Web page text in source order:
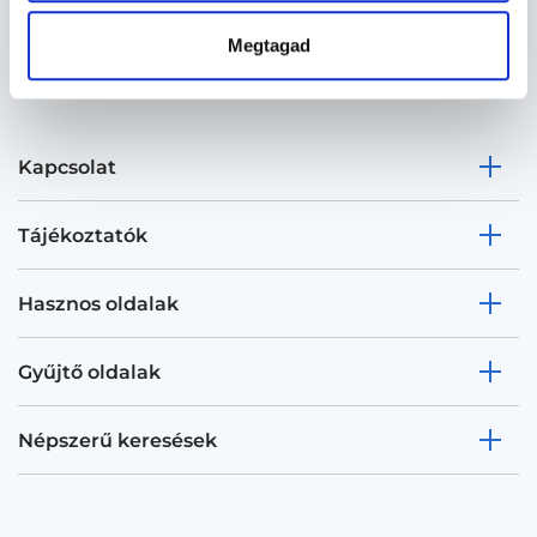
Megtagad
Kapcsolat
Tájékoztatók
Hasznos oldalak
Gyűjtő oldalak
Népszerű keresések